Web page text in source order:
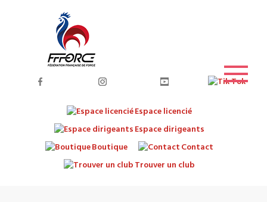
Espace licencié
Espace dirigeants
Boutique
Contact
Trouver un club